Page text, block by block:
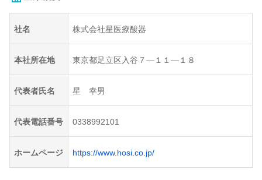
社名 株式会社星医療酸器
本社所在地 東京都足立区入谷７―１１―１８
代表者氏名 星 幸男
代表電話番号 0338992101
ホームページ https://www.hosi.co.jp/